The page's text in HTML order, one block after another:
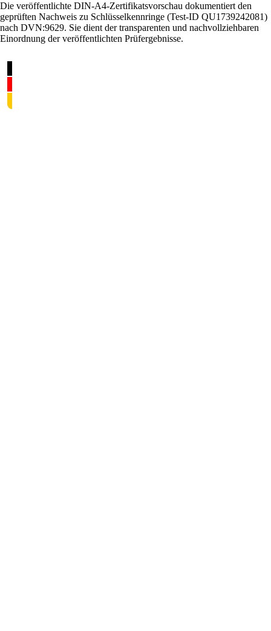
Die veröffentlichte DIN-A4-Zertifikatsvorschau dokumentiert den
geprüften Nachweis zu Schlüsselkennringe (Test-ID QU1739242081)
nach DVN:9629. Sie dient der transparenten und nachvollziehbaren
Einordnung der veröffentlichten Prüfergebnisse.